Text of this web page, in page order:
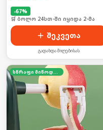
-67%
🛒 ბოლო 24სთ-ში იყიდა 2-მა
შეკვეთა
გადახდა მიღებისას
სწრაფი მიწოდება